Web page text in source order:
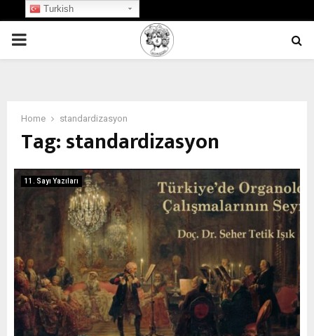
PRIMARY
Home standardizasyon
Tag:standardizasyon
11. Sayı Yazıları
Turkish